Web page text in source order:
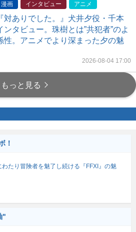
画 インタビュー アニメ
対ありでした。』犬井夕役・千本
ンタビュー。珠樹とは”共犯者”のよ
性。アニメでより深まった夕の魅
2026-08-04 17:00
もっと見る
！
たり冒険者を魅了し続ける『FFXI』の魅
"